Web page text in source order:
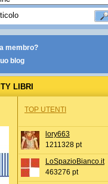
membro?
blog
LIBRI
TOP UTENTI
lory663
1211328 pt
LoSpazioBianco.it
463276 pt